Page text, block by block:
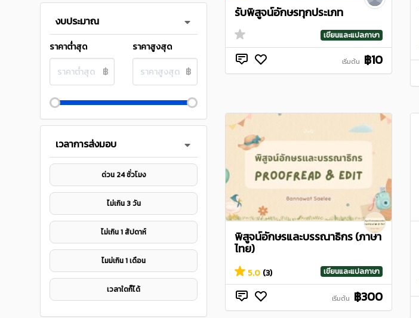
งบประมาณ
ราคาต่ำสุด
฿
ราคาสูงสุด
฿
เวลาการส่งมอบ
ด่วน 24 ชั่วโมง
ไม่เกิน 3 วัน
ไม่เกิน 1 สัปดาห์
ไมม่เกิน 1 เดือน
เวลาใดก็ได้
รับพิสูจน์อักษรทุกประเภท
เขียนและแปลภาษา
เริ่มต้น ฿10
พิสูจน์อักษรและบรรณาธิกร (ภาษา
ไทย)
5.0 (3) เขียนและแปลภาษา
เริ่มต้น ฿300